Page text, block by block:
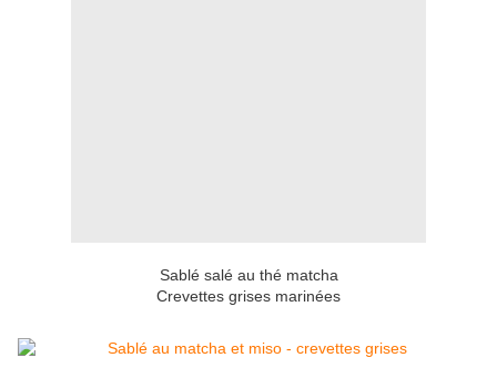
Sablé salé au thé matcha
Crevettes grises marinées